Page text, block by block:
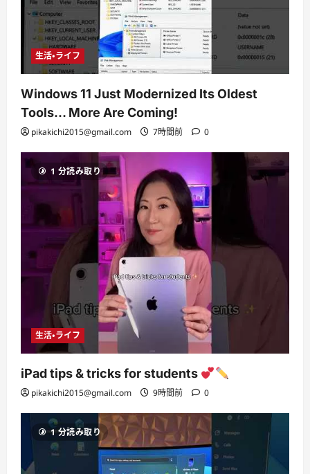
生活・ライフ
Windows 11 Just Modernized Its Oldest
Tools… More Are Coming!
pikakichi2015@gmail.com 7時間前 0
1 分読み取り
生活・ライフ
iPad tips & tricks for students
pikakichi2015@gmail.com 9時間前 0
1 分読み取り